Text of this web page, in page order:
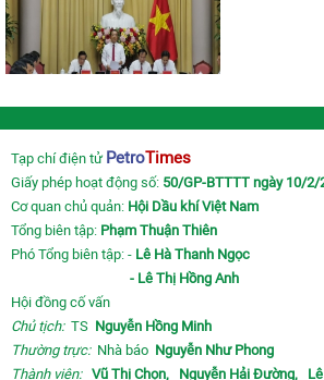
Tạp chí điện tử PetroTimes
Giấy phép hoạt động số: 50/GP-BTTTT ngày 10/2/
Cơ quan chủ quản: Hội Dầu khí Việt Nam
Tổng biên tập: Phạm Thuận Thiên
Phó Tổng biên tập: - Lê Hà Thanh Ngọc
- Lê Thị Hồng Anh
Hội đồng cố vấn
Chủ tịch:TS Nguyễn Hồng Minh
Thường trực: Nhà báo Nguyễn Như Phong
Thành viên: Vũ Thị Chọn, Nguyễn Hải Đường,